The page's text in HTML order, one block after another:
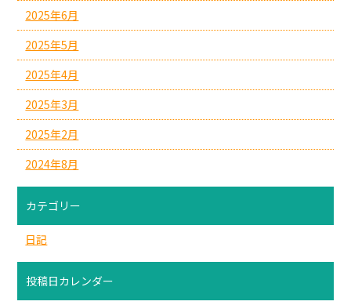
2025年6月
2025年5月
2025年4月
2025年3月
2025年2月
2024年8月
カテゴリー
日記
投稿日カレンダー